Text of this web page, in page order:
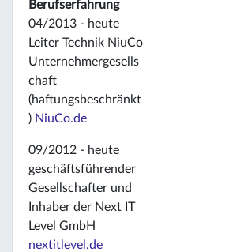
Berufserfahrung
04/2013 - heute
Leiter Technik NiuCo
Unternehmergesells
chaft
(haftungsbeschränkt
) NiuCo.de
09/2012 - heute
geschäftsführender
Gesellschafter und
Inhaber der Next IT
Level GmbH
nextitlevel.de